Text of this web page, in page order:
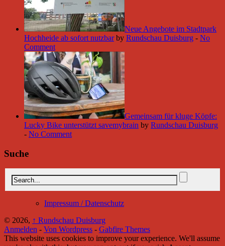
Neue Angebote im Stadtpark
Hochheide ab sofort nutzbar by Rundschau Duisburg - No
Comment
Gemeinsam für kluge Köpfe:
Lucky Bike unterstützt savemybrain by Rundschau Duisburg
- No Comment
Suche
Impressum / Datenschutz
© 2026, ↑ Rundschau Duisburg
Anmelden - Von Wordpress - Gabfire Themes
This website uses cookies to improve your experience. We'll assume